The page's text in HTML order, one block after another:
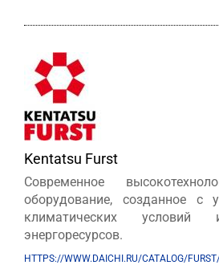
Kentatsu Furst
Современное
оборудование, созданное с
климатических условий
энергоресурсов.
HTTPS://WWW.DAICHI.RU/CATALOG/